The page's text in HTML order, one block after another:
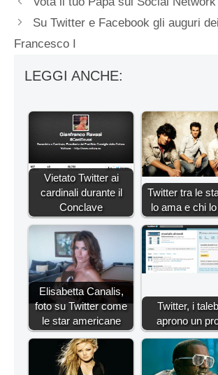
Su Twitter e Facebook gli auguri
Francesco I
LEGGI ANCHE:
Vietato Twitter ai
cardinali durante il
Conclave
Twitter tra le
lo ama e chi
Elisabetta Canalis,
foto su Twitter come
le star americane
Twitter, i
aprono un